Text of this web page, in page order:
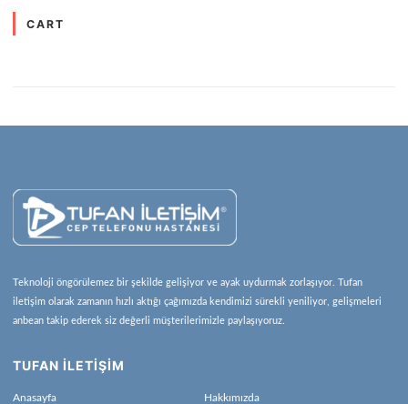
CART
Teknoloji öngörülemez bir şekilde gelişiyor ve ayak uydurmak zorlaşıyor. Tufan
iletişim olarak zamanın hızlı aktığı çağımızda kendimizi sürekli yeniliyor, gelişmeleri
anbean takip ederek siz değerli müşterilerimizle paylaşıyoruz.
TUFAN İLETİŞİM
Anasayfa Hakkımızda